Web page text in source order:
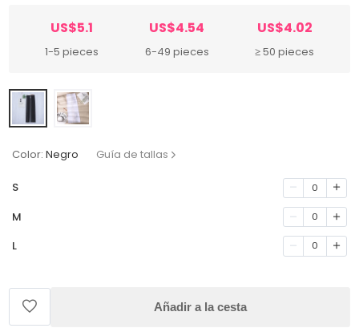
US$5.1
1-5 pieces
US$4.54
6-49 pieces
US$4.02
≥ 50 pieces
Color: Negro Guía de tallas
S 0
M 0
L 0
Añadir a la cesta